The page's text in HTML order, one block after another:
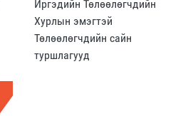
Иргэдийн Төлөөлөгчдийн
Хурлын эмэгтэй
Төлөөлөгчдийн сайн
туршлагууд